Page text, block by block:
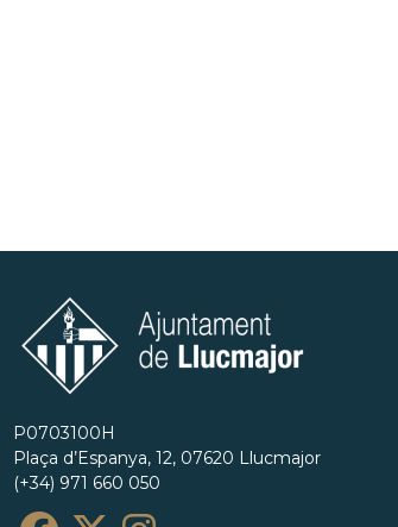
P0703100H
Plaça d’Espanya, 12, 07620 Llucmajor
(+34) 971 660 050